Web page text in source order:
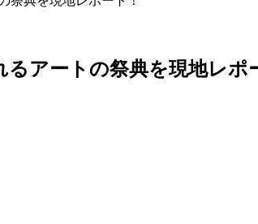
アートの祭典を現地レポ